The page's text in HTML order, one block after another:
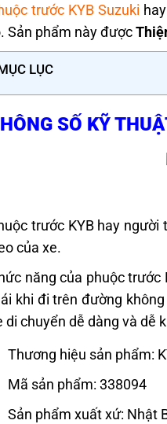
trước KYB Suzuki
Sản phẩm này được
LỤC
SỐ KỸ
trước KYB hay
của xe.
năng của phuộc
khi đi trên đường
di chuyển dễ dàng và dễ
Thương hiệu sản phẩm:
Mã sản phẩm: 338094
Sản phẩm xuất xứ: Nhật